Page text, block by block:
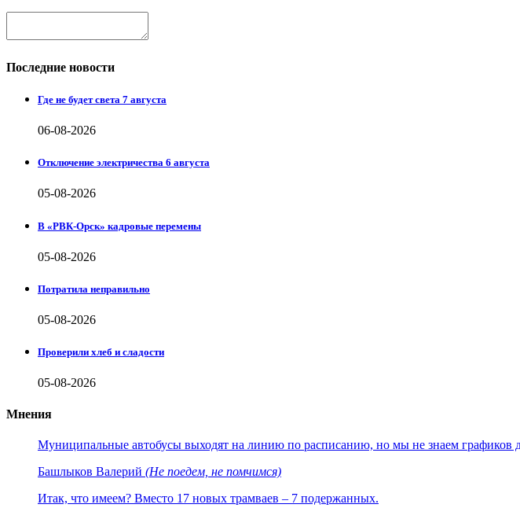
Последние новости
Где не будет света 7 августа
06-08-2026
Отключение электричества 6 августа
05-08-2026
В «РВК-Орск» кадровые перемены
05-08-2026
Потратила неправильно
05-08-2026
Проверили хлеб и сладости
05-08-2026
Мнения
Муниципальные автобусы выходят на линию по расписанию, но мы не знаем графиков
Башлыков Валерий (Не поедем, не помчимся)
Итак, что имеем? Вместо 17 новых трамваев – 7 подержанных.